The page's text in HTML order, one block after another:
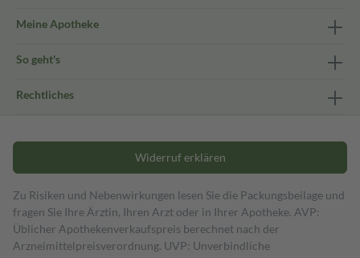
Meine Apotheke
So geht's
Rechtliches
Widerruf erklären
Zu Risiken und Nebenwirkungen lesen Sie die Packungsbeilage und
fragen Sie Ihre Ärztin, Ihren Arzt oder in Ihrer Apotheke. AVP:
Üblicher Apothekenverkaufspreis berechnet nach der
Arzneimittelpreisverordnung. UVP: Unverbindliche